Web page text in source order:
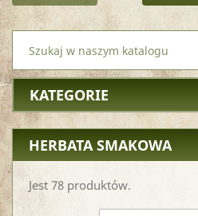
KATEGORIE
HERBATA SMAKOWA
Jest 78 produktów.